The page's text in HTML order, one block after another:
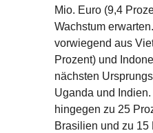
Mio. Euro (9,4
Wachstum
vorwiegend aus
Prozent) und
nächsten
Uganda und
hingegen zu 25
Brasilien und zu 15